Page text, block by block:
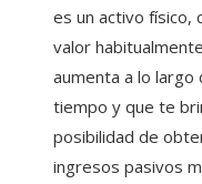
es un activo físico,
valor habitualmente
aumenta a lo largo
tiempo y que te
posibilidad de
ingresos pasivos